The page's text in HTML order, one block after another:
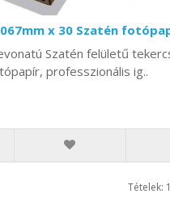
x 30 Szatén
Szatén felületű
professzionális ig..
Tételek: